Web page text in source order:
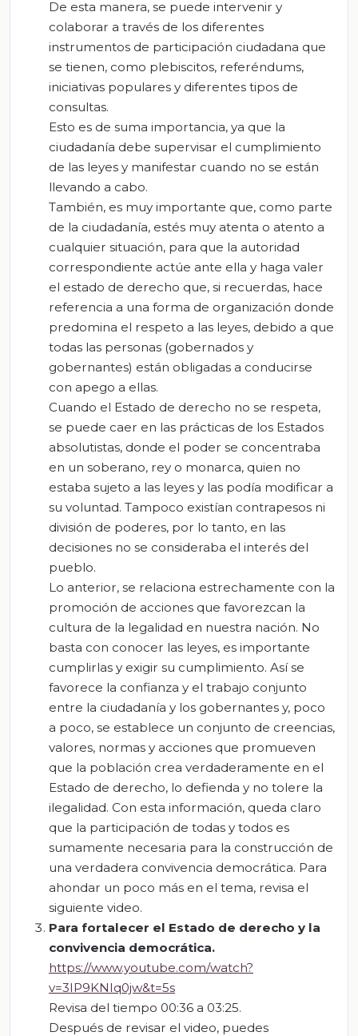
De esta manera, se puede intervenir y
colaborar a través de los diferentes
instrumentos de participación ciudadana que
se tienen, como plebiscitos, referéndums,
iniciativas populares y diferentes tipos de
consultas.
Esto es de suma importancia, ya que la
ciudadanía debe supervisar el cumplimiento
de las leyes y manifestar cuando no se están
llevando a cabo.
También, es muy importante que, como parte
de la ciudadanía, estés muy atenta o atento a
cualquier situación, para que la autoridad
correspondiente actúe ante ella y haga valer
el estado de derecho que, si recuerdas, hace
referencia a una forma de organización donde
predomina el respeto a las leyes, debido a que
todas las personas (gobernados y
gobernantes) están obligadas a conducirse
con apego a ellas.
Cuando el Estado de derecho no se respeta,
se puede caer en las prácticas de los Estados
absolutistas, donde el poder se concentraba
en un soberano, rey o monarca, quien no
estaba sujeto a las leyes y las podía modificar a
su voluntad. Tampoco existían contrapesos ni
división de poderes, por lo tanto, en las
decisiones no se consideraba el interés del
pueblo.
Lo anterior, se relaciona estrechamente con la
promoción de acciones que favorezcan la
cultura de la legalidad en nuestra nación. No
basta con conocer las leyes, es importante
cumplirlas y exigir su cumplimiento. Así se
favorece la confianza y el trabajo conjunto
entre la ciudadanía y los gobernantes y, poco
a poco, se establece un conjunto de creencias,
valores, normas y acciones que promueven
que la población crea verdaderamente en el
Estado de derecho, lo defienda y no tolere la
ilegalidad. Con esta información, queda claro
que la participación de todas y todos es
sumamente necesaria para la construcción de
una verdadera convivencia democrática. Para
ahondar un poco más en el tema, revisa el
siguiente video.
Para fortalecer el Estado de derecho y la
convivencia democrática.
https://www.youtube.com/watch?
v=3IP9KNIq0jw&t=5s
Revisa del tiempo 00:36 a 03:25.
Después de revisar el video, puedes